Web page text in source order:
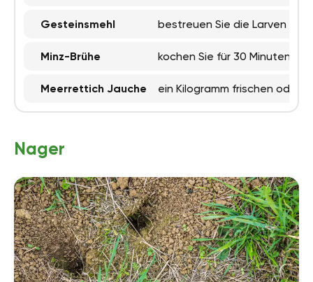
Gesteinsmehl bestreuen Sie die Larven
Minz-Brühe kochen Sie für 30 Minuten
Meerrettich Jauche ein Kilogramm frischen oder
Nager